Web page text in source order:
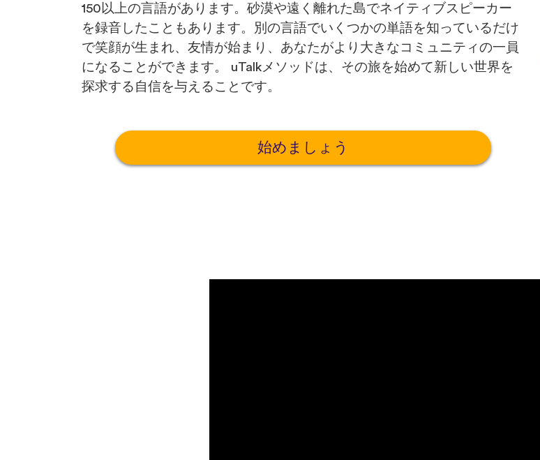
150以上の言語があります。砂漠や遠く離れた島でネイティブスピーカー
を録音したこともあります。別の言語でいくつかの単語を知っているだけ
で笑顔が生まれ、友情が始まり、あなたがより大きなコミュニティの一員
になることができます。 uTalkメソッドは、その旅を始めて新しい世界を
探求する自信を与えることです。
始めましょう